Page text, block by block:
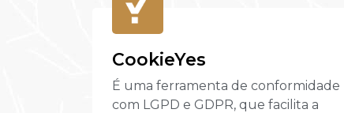
CookieYes
É uma ferramenta de conformidade
com LGPD e GDPR, que facilita a